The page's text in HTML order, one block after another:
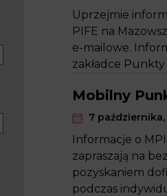
Uprzejmie
PIFE na
e-mailowe.
zakładce
Mobilny
7
Informacje o
zapraszają na
pozyskaniem
podczas